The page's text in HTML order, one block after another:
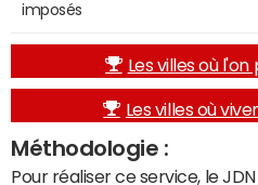
imposés
Les villes où l'on
Les villes où
Méthodologie :
Pour réaliser ce service, le